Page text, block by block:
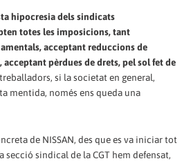
hipocresia dels sindicats
totes les imposicions, tant
acceptant reduccions de
acceptant pèrdues de drets, pel sol fet de
si la societat en general,
mentida, només ens queda una
de NISSAN, des que es va iniciar tot
secció sindical de la CGT hem defensat,